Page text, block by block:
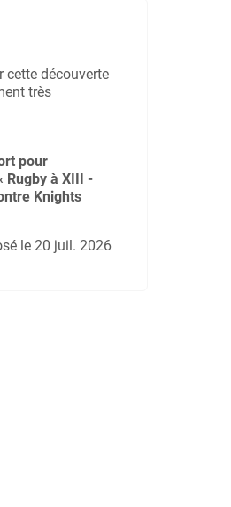
cette découverte
très
pour
Rugby à XIII -
Knights
le 20 juil. 2026